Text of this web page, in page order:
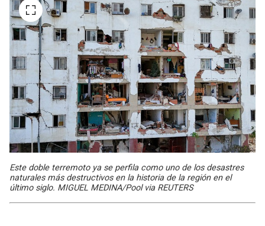
Este doble terremoto ya se perfila como uno de los desastres
naturales más destructivos en la historia de la región en el
último siglo. MIGUEL MEDINA/Pool via REUTERS